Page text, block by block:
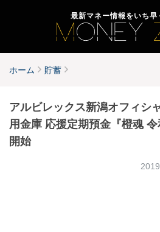
最新マネー情報をいち早
ホーム 貯蓄
アルビレックス新潟オフィシ
用金庫 応援定期預金『橙魂
開始